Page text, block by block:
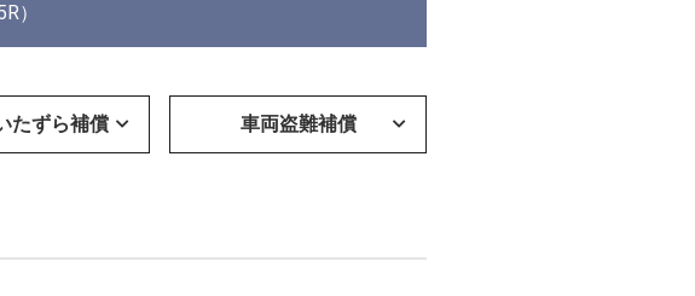
）
たずら補償 車両盗難補償